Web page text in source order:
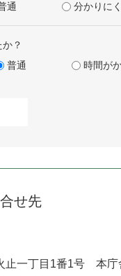
通 分かりに
？
普通 時間が
せ先
止一丁目1番1号 本庁